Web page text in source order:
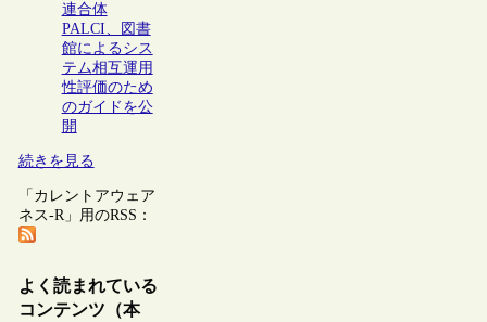
連合体
PALCI、図書
館によるシス
テム相互運用
性評価のため
のガイドを公
開
続きを見る
「カレントアウェア
ネス-R」用のRSS：
よく読まれている
コンテンツ（本